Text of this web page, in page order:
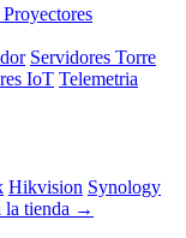
Servidores Torre
IoT Telemetria
Hikvision Synology
la tienda →